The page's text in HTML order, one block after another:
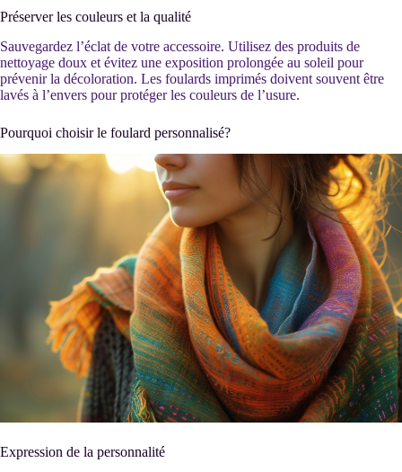
Préserver les couleurs et la qualité
Sauvegardez l’éclat de votre accessoire. Utilisez des produits de
nettoyage doux et évitez une exposition prolongée au soleil pour
prévenir la décoloration. Les foulards imprimés doivent souvent être
lavés à l’envers pour protéger les couleurs de l’usure.
Pourquoi choisir le foulard personnalisé?
Expression de la personnalité